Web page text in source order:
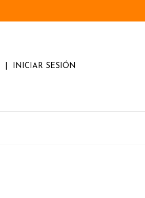
INICIAR SESIÓN